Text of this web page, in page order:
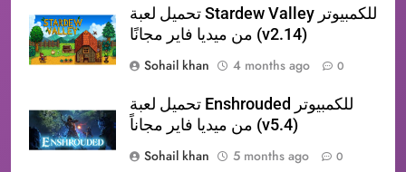
تحميل لعبة Stardew Valley للكمبيوتر
من ميديا فاير مجانًا (v2.14)
Sohail khan
4 months ago 0
تحميل لعبة Enshrouded للكمبيوتر
من ميديا فاير مجاناً (v5.4)
Sohail khan
5 months ago 0